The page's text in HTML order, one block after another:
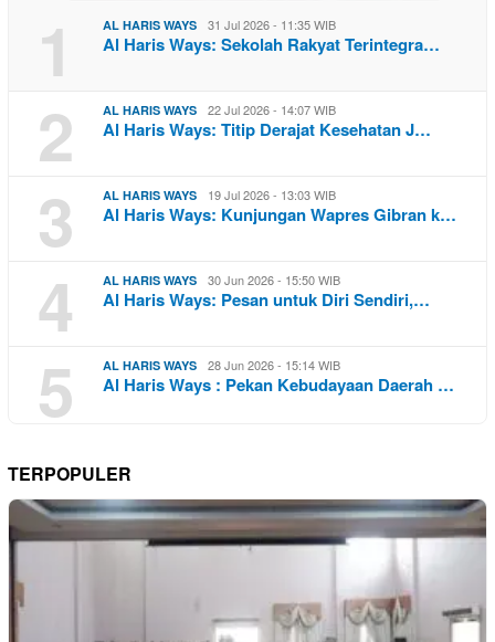
1 AL HARIS WAYS 31 Jul 2026 - 11:35 WIB
Al Haris Ways: Sekolah Rakyat Terintegra…
2 AL HARIS WAYS 22 Jul 2026 - 14:07 WIB
Al Haris Ways: Titip Derajat Kesehatan J…
3 AL HARIS WAYS 19 Jul 2026 - 13:03 WIB
Al Haris Ways: Kunjungan Wapres Gibran k…
4 AL HARIS WAYS 30 Jun 2026 - 15:50 WIB
Al Haris Ways: Pesan untuk Diri Sendiri,…
5 AL HARIS WAYS 28 Jun 2026 - 15:14 WIB
Al Haris Ways : Pekan Kebudayaan Daerah …
TERPOPULER